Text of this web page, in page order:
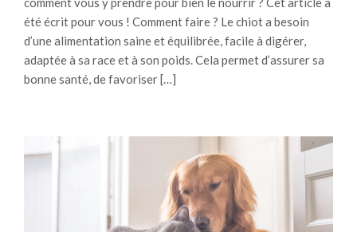
été écrit pour vous ! Comment faire ? Le chiot a besoin
d’une alimentation saine et équilibrée, facile à digérer,
adaptée à sa race et à son poids. Cela permet d’assurer sa
bonne santé, de favoriser […]